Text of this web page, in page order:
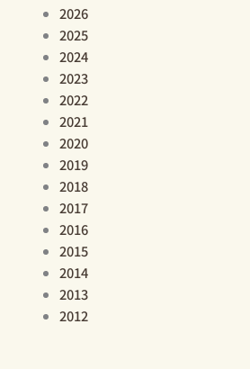
2026
2025
2024
2023
2022
2021
2020
2019
2018
2017
2016
2015
2014
2013
2012